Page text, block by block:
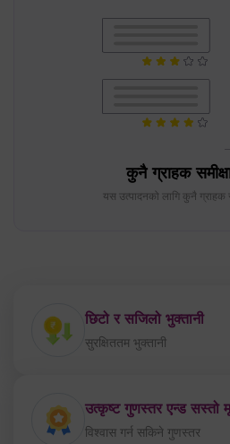
कुनै ग्राहक
यस उत्पादनको लागि कुनै ग्राहक
छिटो र सजिलो भुक्तानी
सुरक्षिततम भुक्तानी
उत्कृष्ट गुणस्तर एन्ड सस्तो
विश्वास गर्न सकिने गुणस्तर